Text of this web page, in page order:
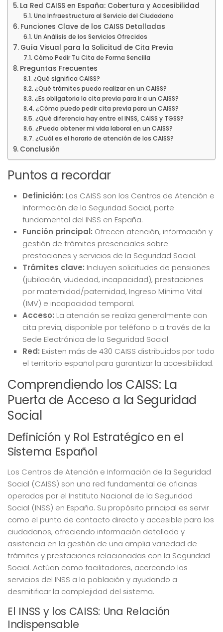
La Red CAISS en España: Cobertura y Accesibilidad
Una Infraestructura al Servicio del Ciudadano
Funciones Clave de los CAISS Detalladas
Un Análisis de los Servicios Ofrecidos
Guía Visual para la Solicitud de Cita Previa
Cómo Pedir Tu Cita de Forma Sencilla
Preguntas Frecuentes
¿Qué significa CAISS?
¿Qué trámites puedo realizar en un CAISS?
¿Es obligatoria la cita previa para ir a un CAISS?
¿Cómo puedo pedir cita previa para un CAISS?
¿Qué diferencia hay entre el INSS, CAISS y TGSS?
¿Puedo obtener mi vida laboral en un CAISS?
¿Cuál es el horario de atención de los CAISS?
Conclusión
Puntos a recordar
Definición: Los CAISS son los Centros de Atención e
Información de la Seguridad Social, parte
fundamental del INSS en España.
Función principal: Ofrecen atención, información y
gestión de trámites presenciales sobre
prestaciones y servicios de la Seguridad Social.
Trámites clave: Incluyen solicitudes de pensiones
(jubilación, viudedad, incapacidad), prestaciones
por maternidad/paternidad, Ingreso Mínimo Vital
(IMV) e incapacidad temporal.
Acceso: La atención se realiza generalmente con
cita previa, disponible por teléfono o a través de la
Sede Electrónica de la Seguridad Social.
Red: Existen más de 430 CAISS distribuidos por todo
el territorio español para garantizar la accesibilidad.
Comprendiendo los CAISS: La
Puerta de Acceso a la Seguridad
Social
Definición y Rol Estratégico en el
Sistema Español
Los Centros de Atención e Información de la Seguridad
Social (CAISS) son una red fundamental de oficinas
operadas por el Instituto Nacional de la Seguridad
Social (INSS) en España. Su propósito principal es servir
como el punto de contacto directo y accesible para los
ciudadanos, ofreciendo información detallada y
asistencia en la gestión de una amplia variedad de
trámites y prestaciones relacionadas con la Seguridad
Social. Actúan como facilitadores, acercando los
servicios del INSS a la población y ayudando a
desmitificar la complejidad del sistema.
El INSS y los CAISS: Una Relación
Indispensable